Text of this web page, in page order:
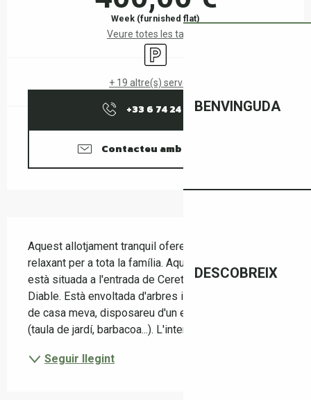
BENVINGUDA
DESCOBREIX
Week (furnished flat)
Veure totes les tarifes
Car park
+ 19 altre(s) servei(s)
+33 6 74 24 11▒▒
Contacteu amb nosaltres
Aquest allotjament tranquil ofereix una estada
relaxant per a tota la família. Aquesta petita casa
està situada a l'entrada de Ceret, a prop del Pont del
Diable. Està envoltada d'arbres i vegetació. A prop
de casa meva, disposareu d'un espai exterior privat
(taula de jardí, barbacoa...). L'interior...
Seguir llegint